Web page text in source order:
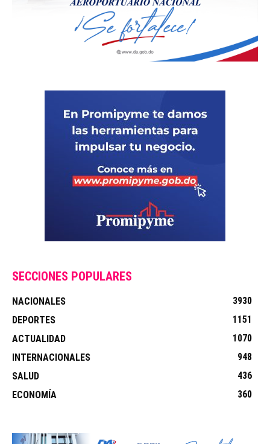
SECCIONES POPULARES
NACIONALES
3930
DEPORTES
1151
ACTUALIDAD
1070
INTERNACIONALES
948
SALUD
436
ECONOMÍA
360